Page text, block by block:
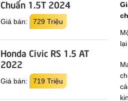
Chuẩn 1.5T 2024
Giá bán: 729 Triệu
Honda Civic RS 1.5 AT
2022
Giá bán: 719 Triệu